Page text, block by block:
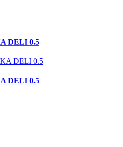
DELI 0.5
DELI 0.5